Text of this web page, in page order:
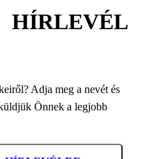
HÍRLEVÉL
Adja meg a nevét és
Önnek a legjobb